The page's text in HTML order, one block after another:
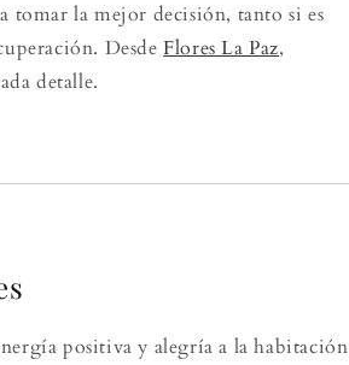
tomar la mejor decisión, tanto si es
Desde Flores La Paz,
detalle.
positiva y alegría a la habitación